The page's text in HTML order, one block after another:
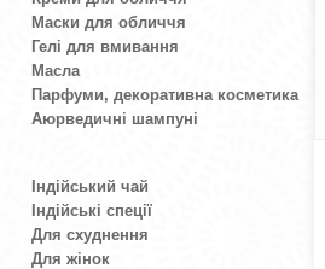
Маски для обличчя
Гелі для вмивання
Масла
Парфуми, декоративна косметика
Аюрведичні шампуні
Індійський чай
Індійські спеції
Для схуднення
Для жінок